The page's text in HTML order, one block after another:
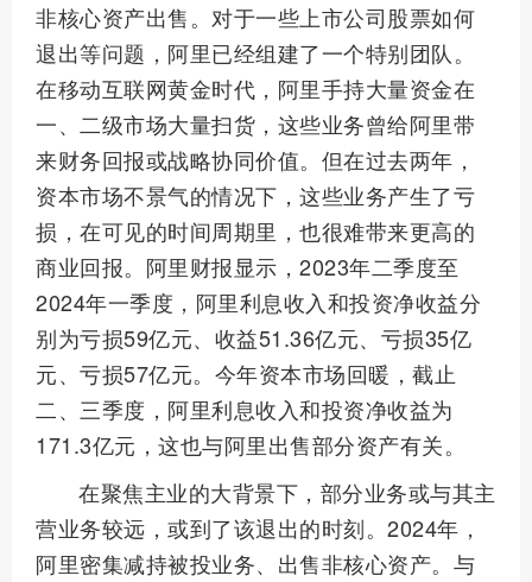
非核心资产出售。对于一些上市公司股票如何
退出等问题，阿里已经组建了一个特别团队。
在移动互联网黄金时代，阿里手持大量资金在
一、二级市场大量扫货，这些业务曾给阿里带
来财务回报或战略协同价值。但在过去两年，
资本市场不景气的情况下，这些业务产生了亏
损，在可见的时间周期里，也很难带来更高的
商业回报。阿里财报显示，2023年二季度至
2024年一季度，阿里利息收入和投资净收益分
别为亏损59亿元、收益51.36亿元、亏损35亿
元、亏损57亿元。今年资本市场回暖，截止
二、三季度，阿里利息收入和投资净收益为
171.3亿元，这也与阿里出售部分资产有关。
在聚焦主业的大背景下，部分业务或与其主
营业务较远，或到了该退出的时刻。2024年，
阿里密集减持被投业务、出售非核心资产。与